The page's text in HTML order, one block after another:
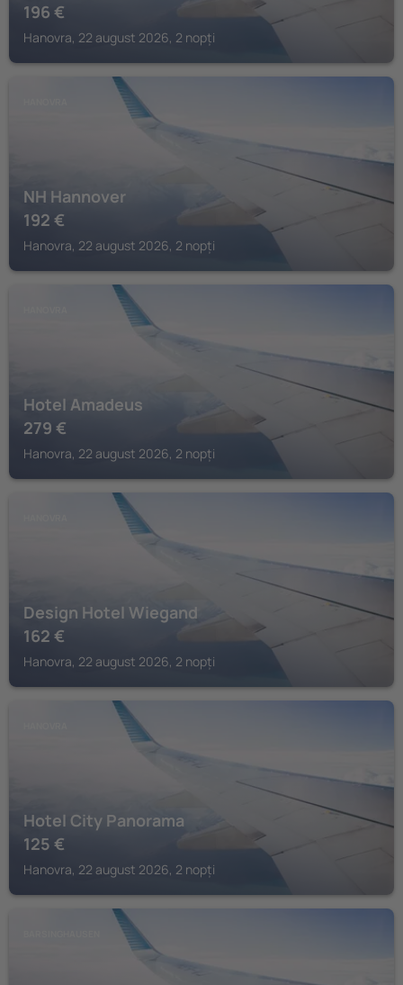
196 €
Hanovra, 22 august 2026, 2 nopți
NH Hannover
192 €
Hanovra, 22 august 2026, 2 nopți
Hotel Amadeus
279 €
Hanovra, 22 august 2026, 2 nopți
Design Hotel Wiegand
162 €
Hanovra, 22 august 2026, 2 nopți
Hotel City Panorama
125 €
Hanovra, 22 august 2026, 2 nopți